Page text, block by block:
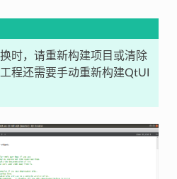
时，请重新构建项目或清除
程还需要手动重新构建QtUI